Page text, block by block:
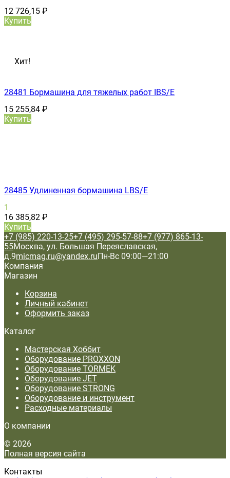
12 726,15 ₽
Купить
Хит!
28481 Бормашина для тяжелых работ IBS/E
15 255,84 ₽
Купить
28485 Удлиненная бормашина LBS/E
1
16 385,82 ₽
Купить
+7 (985) 220-13-25+7 (495) 295-57-88+7 (977) 865-13-
55Москва, ул. Большая Переяславская,
д.9micmag.ru@yandex.ruПн-Вс 09:00—21:00
Компания
Магазин
Корзина
Личный кабинет
Оформить заказ
Каталог
Мастерская Хоббит
Оборудование PROXXON
Оборудование TORMEK
Оборудование JET
Оборудование STRONG
Оборудование и инструмент
Расходные материалы
О компании
© 2026
Полная версия сайта
Контакты